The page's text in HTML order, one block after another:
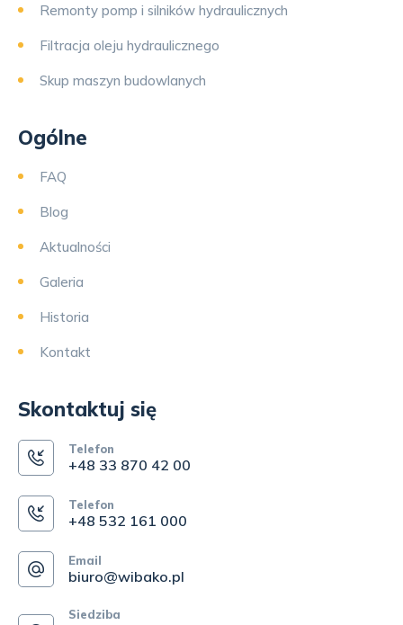
Remonty pomp i silników hydraulicznych
Filtracja oleju hydraulicznego
Skup maszyn budowlanych
Ogólne
FAQ
Blog
Aktualności
Galeria
Historia
Kontakt
Skontaktuj się
Telefon
+48 33 870 42 00
Telefon
+48 532 161 000
Email
biuro@wibako.pl
Siedziba